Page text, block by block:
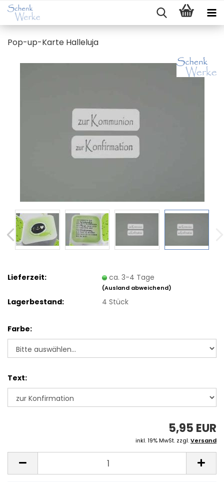
Pop-​up-Karte Hal­le­lu­ja
Lieferzeit: ca. 3-4 Tage
(Ausland abweichend)
Lagerbestand: 4Stück
Farbe:
Text:
5,95 EUR
inkl. 19% MwSt. zzgl.Versand